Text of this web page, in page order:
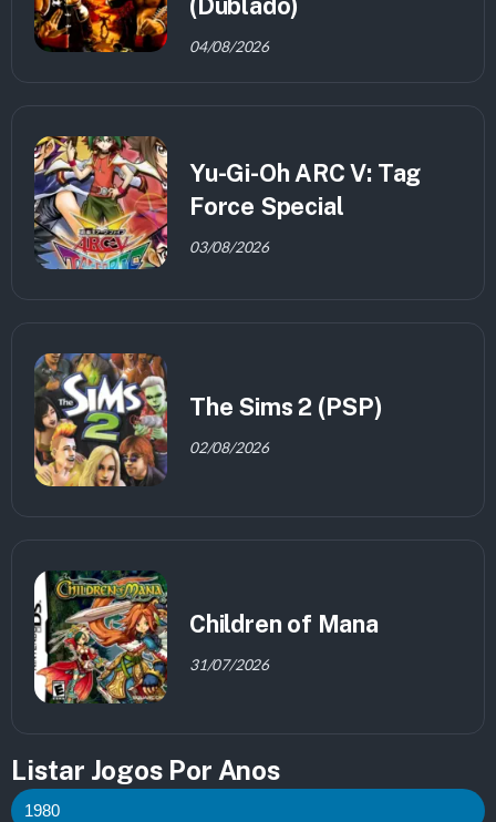
(Dublado)
04/08/2026
Yu-Gi-Oh ARC V: Tag
Force Special
03/08/2026
The Sims 2 (PSP)
02/08/2026
Children of Mana
31/07/2026
Listar Jogos Por Anos
1980